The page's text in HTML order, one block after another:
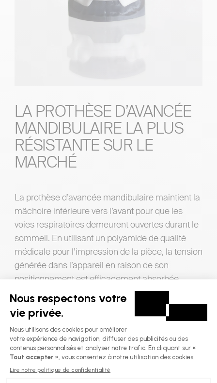
LA PROTHÈSE D’AVANCÉE
MANDIBULAIRE LA PLUS
RÉSISTANTE SUR LE
MARCHÉ
La prothèse d’avancée mandibulaire maintient la
mâchoire inférieure vers l’avant pour que les
voies respiratoires demeurent ouvertes durant le
sommeil. En utilisant un polyamide de qualité
médicale pour l’impression de la pièce, la tension
générée dans l’appareil en raison de son
positionnement est efficacement absorbée.
L’appareil offre ainsi une résistance supérieure.
Des pièces de différentes largeurs, insérées de
chaque côté de la prothèse, permettent de
modifier l’avancement mandibulaire en cours de
traitement sans avoir à la changer.